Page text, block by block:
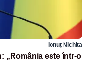
Ionuț Nichita
„România este într-o